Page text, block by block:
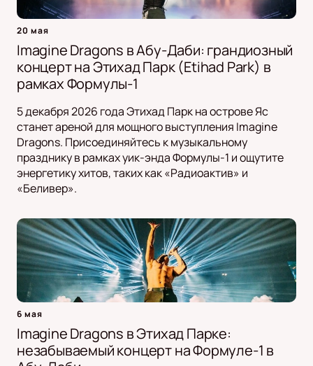
20 мая
Imagine Dragons в Абу-Даби: грандиозный
концерт на Этихад Парк (Etihad Park) в
рамках Формулы-1
5 декабря 2026 года Этихад Парк на острове Яс
станет ареной для мощного выступления Imagine
Dragons. Присоединяйтесь к музыкальному
празднику в рамках уик-энда Формулы-1 и ощутите
энергетику хитов, таких как «Радиоактив» и
«Беливер».
6 мая
Imagine Dragons в Этихад Парке:
незабываемый концерт на Формуле-1 в